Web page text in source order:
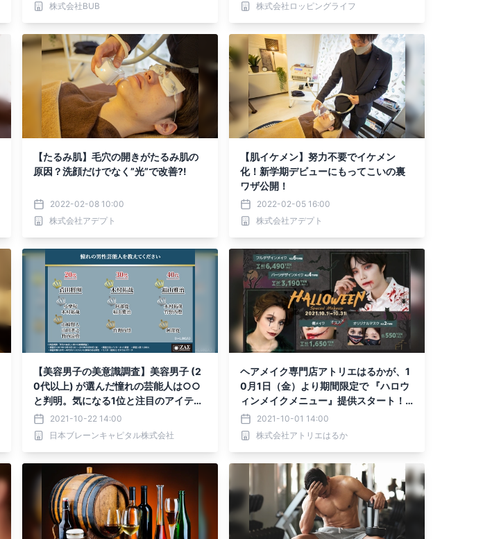
株式会社BUB
株式会社ロッピングライフ
【たるみ肌】毛穴の開きがたるみ肌の
原因？洗顔だけでなく”光”で改善?!
2022-02-08 10:00
株式会社アデプト
【肌イケメン】努力不要でイケメン
化！新学期デビューにもってこいの裏
ワザ公開！
2022-02-05 16:00
株式会社アデプト
【美容男子の美意識調査】美容男子 (2
0代以上) が選んだ憧れの芸能人は○○
と判明。気になる1位と注目のアイテム
とは！？2021-10-22 14:00
日本ブレーンキャピタル株式会社
ヘアメイク専門店アトリエはるかが、1
0月1日（金）より期間限定で 『ハロウ
ィンメイクメニュー』提供スタート！
〜韓国発祥！今流行中のセルフ写真が
お得に楽しめるキャンペーン実施中♪〜
2021-10-01 14:00
株式会社アトリエはるか